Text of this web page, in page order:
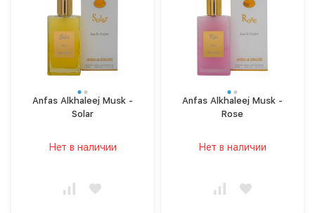
Anfas Alkhaleej Musk -
Solar
Нет в наличии
Anfas Alkhaleej Musk -
Rose
Нет в наличии